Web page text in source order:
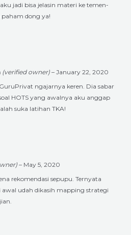
jadi bisa jelasin materi ke temen-
dong ya!
(verified owner) – January 22, 2020
ngajarnya keren. Dia sabar
HOTS yang awalnya aku anggap
suka latihan TKA!
– May 5, 2020
rekomendasi sepupu. Ternyata
udah dikasih mapping strategi